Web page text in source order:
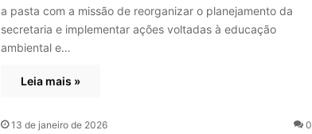
a pasta com a missão de reorganizar o planejamento da
secretaria e implementar ações voltadas à educação
ambiental e…
Leia mais »
13 de janeiro de 2026 0